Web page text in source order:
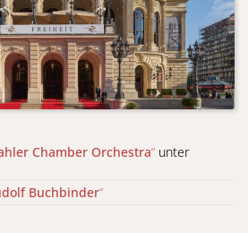
Chamber Orchestra“ unter
Buchbinder“